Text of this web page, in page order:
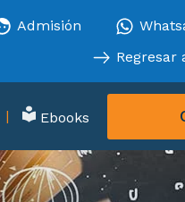
Admisión
Regresar
Ebooks